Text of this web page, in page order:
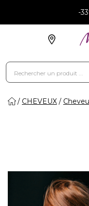
-
CHEVEUX